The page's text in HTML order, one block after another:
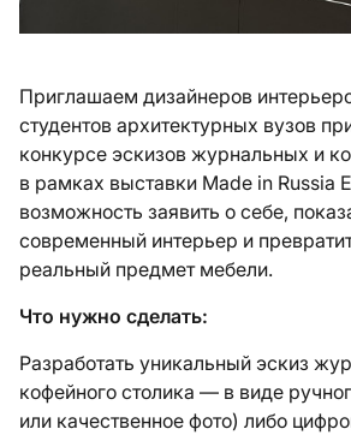
Приглашаем дизайнеров
студентов архитектурных вузов
конкурсе эскизов журнальных и
в рамках выставки Made in Russia
возможность заявить о себе,
современный интерьер и
реальный предмет мебели.
Что нужно сделать:
Разработать уникальный эскиз
кофейного столика — в виде
или качественное фото) либо